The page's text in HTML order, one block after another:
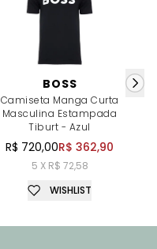
BOSS
Camiseta Manga Curta
Masculina Estampada
Tiburt - Azul
R$ 720,00R$ 362,90
5 X R$ 72,58
WISHLIST